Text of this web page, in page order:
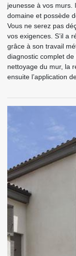
jeunesse à vos murs.
domaine et possède
Vous ne serez pas
vos exigences. S’il a
grâce à son travail
diagnostic complet
nettoyage du mur, la
ensuite l’application